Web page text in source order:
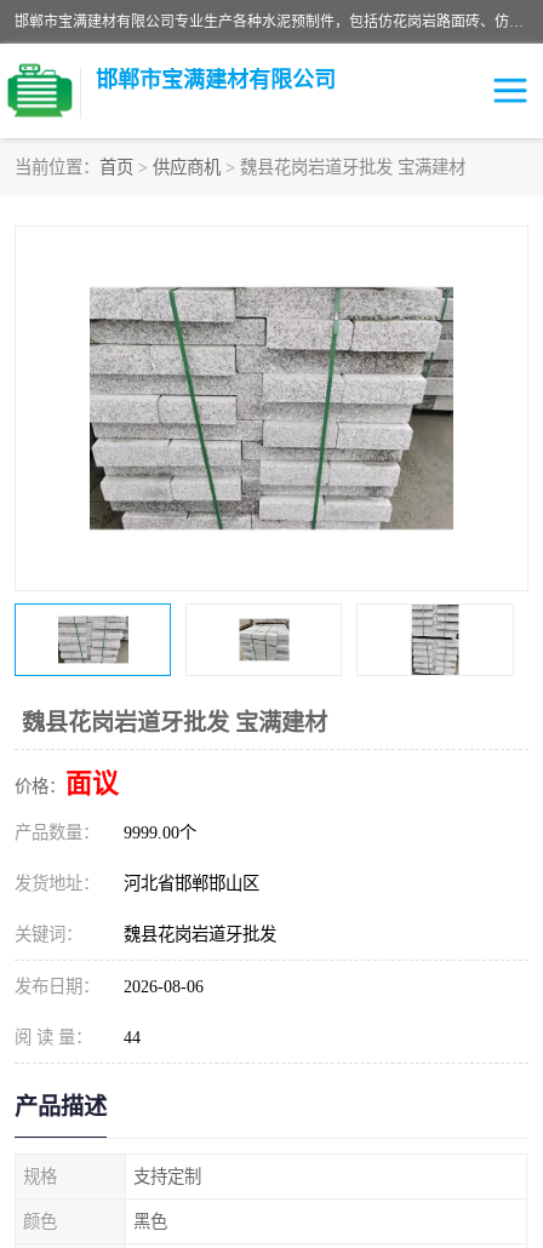
邯郸市宝满建材有限公司专业生产各种水泥预制件，包括仿花岗岩路面砖、仿花岗岩人行道砖、仿花岗岩路侧石、烧结砖、植草砖、码头砖连锁块、仿花岗岩路侧石、沙井盖、水泥盖板等各种水泥制品
邯郸市宝满建材有限公司
当前位置： 首页 > 供应商机 > 魏县花岗岩道牙批发 宝满建材
魏县花岗岩道牙批发 宝满建材
价格： 面议
产品数量： 9999.00个
发货地址： 河北省邯郸邯山区
关键词： 魏县花岗岩道牙批发
发布日期： 2026-08-06
阅 读 量： 44
产品描述
规格 支持定制
颜色 黑色
水泥构件 便道砖
花岗岩路岩石 盲道砖
草坪砖 pc仿石砖